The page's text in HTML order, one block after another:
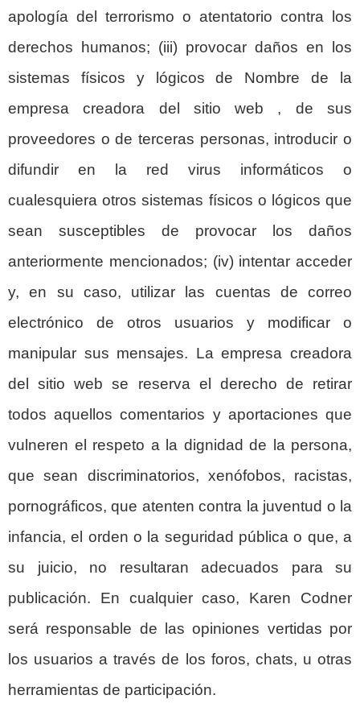
apología del terrorismo o atentatorio contra los
derechos humanos; (iii) provocar daños en los
sistemas físicos y lógicos de Nombre de la
empresa creadora del sitio web , de sus
proveedores o de terceras personas, introducir o
difundir en la red virus informáticos o
cualesquiera otros sistemas físicos o lógicos que
sean susceptibles de provocar los daños
anteriormente mencionados; (iv) intentar acceder
y, en su caso, utilizar las cuentas de correo
electrónico de otros usuarios y modificar o
manipular sus mensajes. La empresa creadora
del sitio web se reserva el derecho de retirar
todos aquellos comentarios y aportaciones que
vulneren el respeto a la dignidad de la persona,
que sean discriminatorios, xenófobos, racistas,
pornográficos, que atenten contra la juventud o la
infancia, el orden o la seguridad pública o que, a
su juicio, no resultaran adecuados para su
publicación. En cualquier caso, Karen Codner
será responsable de las opiniones vertidas por
los usuarios a través de los foros, chats, u otras
herramientas de participación.